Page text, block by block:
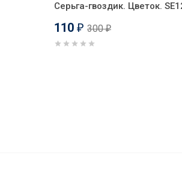
Серьга-гвоздик. Цветок.
110 ₽ 300₽